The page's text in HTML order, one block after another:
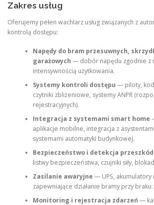
Zakres usług
Oferujemy pełen wachlarz usług związanych z
kontrolą dostępu:
Napędy do bram przesuwnych,
garażowych — dobór napędu zgodnie z
intensywnością użytkowania.
Systemy kontroli dostępu — piloty,
czytniki zbliżeniowe, systemy ANPR
rejestracyjnych).
Integracja z systemami smart home
aplikacje mobilne, integracja z
systemami automatyki budynkowej.
Bezpieczeństwo i detekcja przeszkód
listwy bezpieczeństwa, czujniki siły,
Zasilanie awaryjne — UPS, akumulatory
zapewniające działanie bramy przy braku
Monitoring i rejestracja zdarzeń —